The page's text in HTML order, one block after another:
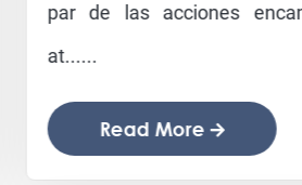
par de las acciones
at......
Read More